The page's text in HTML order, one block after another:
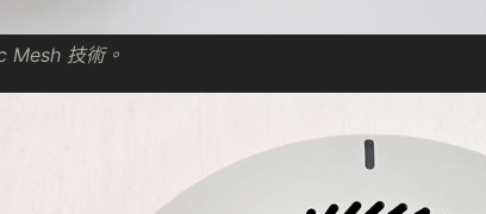
Mesh 技術。